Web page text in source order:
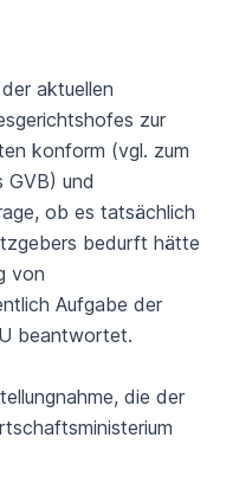
aktuellen
zur
konform (vgl. zum
GVB) und
ob es tatsächlich
bedurft hätte
von
Aufgabe der
beantwortet.
die der